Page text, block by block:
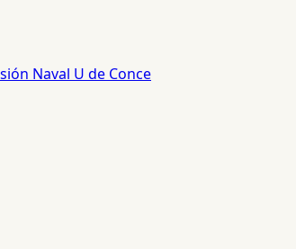
Naval U de Conce